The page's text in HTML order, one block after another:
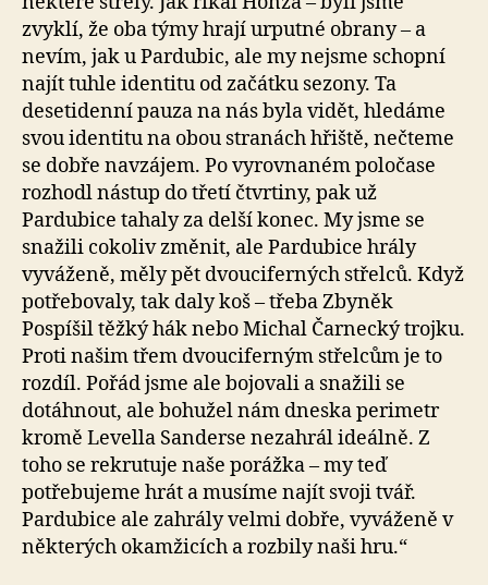
zvyklí, že oba týmy hrají urputné obrany – a
nevím, jak u Pardubic, ale my nejsme schopní
najít tuhle identitu od začátku sezony. Ta
desetidenní pauza na nás byla vidět, hledáme
svou identitu na obou stranách hřiště, nečteme
se dobře navzájem. Po vyrovnaném poločase
rozhodl nástup do třetí čtvrtiny, pak už
Pardubice tahaly za delší konec. My jsme se
snažili cokoliv změnit, ale Pardubice hrály
vyváženě, měly pět dvouciferných střelců. Když
potřebovaly, tak daly koš – třeba Zbyněk
Pospíšil těžký hák nebo Michal Čarnecký trojku.
Proti našim třem dvouciferným střelcům je to
rozdíl. Pořád jsme ale bojovali a snažili se
dotáhnout, ale bohužel nám dneska perimetr
kromě Levella Sanderse nezahrál ideálně. Z
toho se rekrutuje naše porážka – my teď
potřebujeme hrát a musíme najít svoji tvář.
Pardubice ale zahrály velmi dobře, vyváženě v
některých okamžicích a rozbily naši hru.“